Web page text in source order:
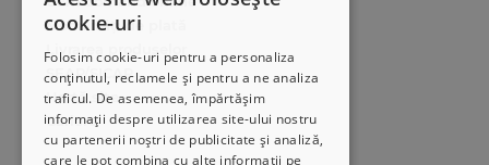
cookie-uri
Folosim cookie-uri pentru a personaliza
conținutul, reclamele și pentru a ne analiza
traficul. De asemenea, împărtășim
informații despre utilizarea site-ului nostru
cu partenerii noștri de publicitate și analiză,
care le pot combina cu alte informații pe
Modalități de plată
Livrarea produselor
SEAP/SICAP
Hartă site
Cariere